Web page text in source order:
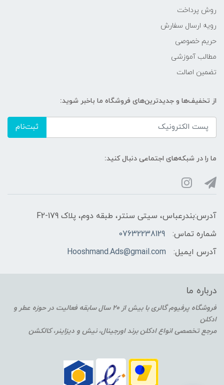
روش پرداخت
رویه ارسال سفارش
حریم خصوصی
مطالب آموزشی
تضمین اصالت
از تخفیف‌ها و جدیدترین‌های فروشگاه ما باخبر شوید:
ثبت‌نام
ما را در شبکه‌های اجتماعی دنبال کنید:
آدرس:بندرعباس، سیتی سنتر، طبقه دوم، پلاک F2-179
شماره تماس:
07632238129
آدرس ایمیل:
Hooshmand.Ads@gmail.com
درباره ما
فروشگاه پرفیوم گالری با بیش از 20 سال سابقه فعالیت در حوزه عطر و
ادکلن
مرجع تخصصی انواع ادکلن برند اورجینال، نیش و دیزاینر، کالکشن